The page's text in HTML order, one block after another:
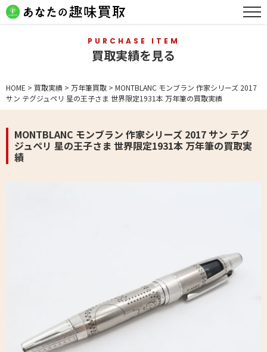
PURCHASE ITEM
買取実績を見る
HOME > 買取実績 > 万年筆買取 > MONTBLANC モンブラン 作家シリーズ 2017
サン テグジュペリ 星の王子さま 世界限定1931本 万年筆の買取実績
MONTBLANC モンブラン 作家シリーズ 2017 サン テグ
ジュペリ 星の王子さま 世界限定1931本 万年筆の買取実
績